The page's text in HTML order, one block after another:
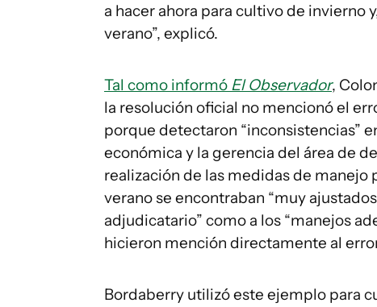
a hacer ahora para cultivo de invierno
verano”, explicó.
Tal como informó El Observador,
la resolución oficial no mencionó el
porque detectaron “inconsistencias”
económica y la gerencia del área de
realización de las medidas de manejo
verano se encontraban “muy
adjudicatario” como a los “manejos
hicieron mención directamente al
Bordaberry utilizó este ejemplo para